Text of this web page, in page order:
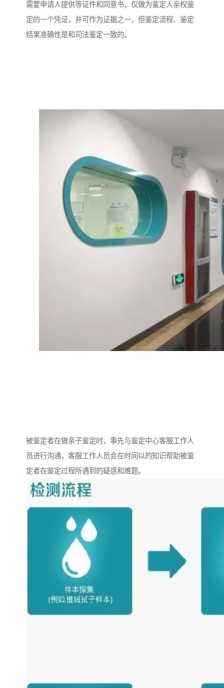
需要申请人提供等证件和同意书，仅做为鉴定人亲权鉴
定的一个凭证，并可作为证据之一，但鉴定流程、鉴定
结果准确性是和司法鉴定一致的。
被鉴定者在做亲子鉴定时，事先与鉴定中心客服工作人
员进行沟通，客服工作人员会在时间以的知识帮助被鉴
定者在鉴定过程所遇到的疑惑和难题。